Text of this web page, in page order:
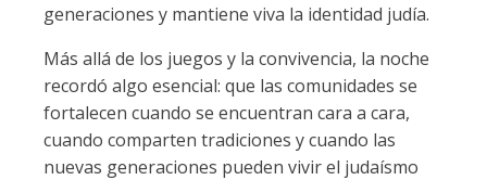
generaciones y mantiene viva la identidad judía.
Más allá de los juegos y la convivencia, la noche
recordó algo esencial: que las comunidades se
fortalecen cuando se encuentran cara a cara,
cuando comparten tradiciones y cuando las
nuevas generaciones pueden vivir el judaísmo